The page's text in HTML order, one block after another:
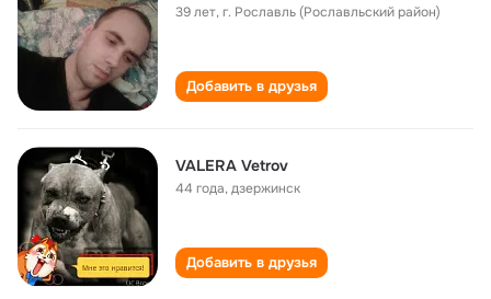
39 лет,г. Рославль (Рославльский район)
Добавить в друзья
VALERA Vetrov
44 года,дзержинск
Добавить в друзья